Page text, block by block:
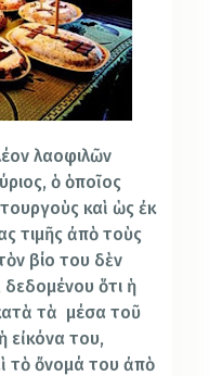
λαοφιλῶν
ὁ ὁποῖος
καὶ ὡς ἐκ
τιμῆς ἀπὸ τοὺς
βίο του δὲν
ὅτι ἡ
τὰ μέσα τοῦ
εἰκόνα του,
τὸ ὄνομά του ἀπὸ